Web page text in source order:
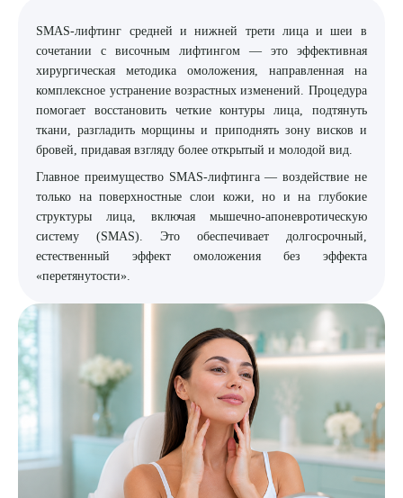
8 (863) 309-05-06
ЗАКАЗАТЬ ЗВОНОК
ЗАПИСЬ ОНЛАЙН
SMAS-лифтинг средней и нижней трети лица и шеи в
сочетании с височным лифтингом — это эффективная
хирургическая методика омоложения, направленная на
комплексное устранение возрастных изменений. Процедура
помогает восстановить четкие контуры лица, подтянуть
ткани, разгладить морщины и приподнять зону висков и
бровей, придавая взгляду более открытый и молодой вид.
Главное преимущество SMAS-лифтинга — воздействие не
только на поверхностные слои кожи, но и на глубокие
структуры лица, включая мышечно-апоневротическую
систему (SMAS). Это обеспечивает долгосрочный,
естественный эффект омоложения без эффекта
«перетянутости».